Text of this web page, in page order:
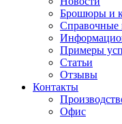
Брошюры и
Справочные
Примеры
Статьи
Отзывы
Контакты
Офис